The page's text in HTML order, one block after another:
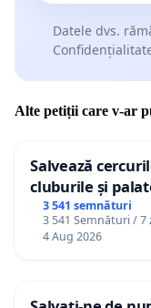
Datele dvs.
Alte petiții care v-ar
Salvează
cluburile și
3 541 semnături
3 541 Semnături / 7
4 Aug 2026